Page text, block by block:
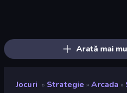
Arată mai
Jocuri » Strategie » Arcada »